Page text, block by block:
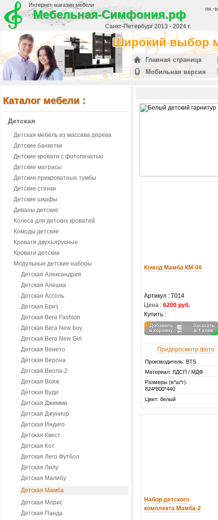
Интернет-магазин мебели
Мебельная-Симфония.рф
Санкт-Петербург 2013 - 2024 г.
пн.-
Широкий выбор
Главная страница
Мобильная версия
Каталог мебели :
Детская
Детская мебель из массива дерева
Детские банкетки
Детские кровати с фотопечатью
Детские матрасы
Детские прикроватные тумбы
Детские стенки
Детские шкафы
Диваны детские
Колеса для детских кроватей
Комоды детские
Кровати двухъярусные
Кровати детские
Модульные детские наборы
Детская Александрия
Детская Алешка
Детская Ассоль
Детская Бриз
Детская Вега Fashion
Детская Вега New boy
Детская Вега New Girl
Детская Венето
Детская Верона
Детская Виола-2
Детская Вояж
Детская Вуди
Детская Джимми
Детская Джуниор
Детская Индиго
Детская Квест
Детская Кот
Детская Лего Футбол
Детская Лилу
Детская Малибу
Детская Мамба
Детская Морис
Детская Панда
Комод Мамба КМ-06
Артикул : 7014
Цена : 6200 руб.
Купить :
Предпросмотр фото
Производитель: BTS
Материал: ЛДСП / МДФ
Размеры (в*ш*г):
824*800*440
Цвет: белый
Набор детского
комплекта Мамба-2